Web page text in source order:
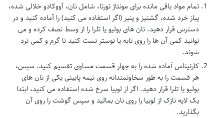
تمام مواد باقی مانده برای مونتاژ تورتا، شامل نان، آووکادو خلالی شده،
پیاز خرد شده، گشنیز و پنیر (اگر استفاده می کنید) را آماده کنید و در
دسترس قرار دهید. نان های بولیو یا تلرا را از وسط نصف کرده و می
توانید کمی آن ها را روی تابه یا توستر تست کنید تا گرم و کمی ترد
شوند.
کارنیتاس آماده شده را به چهار قسمت مساوی تقسیم کنید. سپس،
هر قسمت را به طور سخاوتمندانه روی نیمه پایینی یکی از نان های
بولیو یا تلرا قرار دهید. اگر از لوبیا سرخ شده استفاده می کنید، ابتدا
یک لایه نازک از لوبیا را روی نان بمالید و سپس گوشت را روی آن
بگذارید.